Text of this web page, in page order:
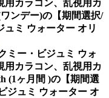
用カラコン、乱視用カ
ンデー)の【期間選択/
ミ ウォーター オリ
ミー・ビジュミ ウォ
用カラコン、乱視用カ
(1ヶ月間 )の【期間選
ジュミ ウォーター オ